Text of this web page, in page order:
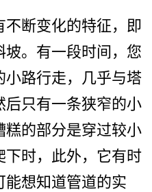
不断变­化的特征，即
。有一段时间，­您
小路行走，几乎与塔
后只有一条狭窄的小
糕的部分是穿过较小
下时，此­外，它有时
能想知道管道的实